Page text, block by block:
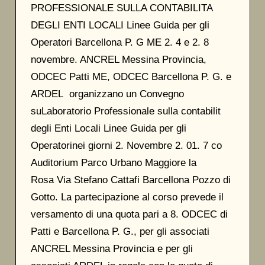
PROFESSIONALE SULLA CONTABILITA
DEGLI ENTI LOCALI Linee Guida per gli
Operatori Barcellona P. G ME 2. 4 e 2. 8
novembre. ANCREL Messina Provincia,
ODCEC Patti ME, ODCEC Barcellona P. G. e
ARDEL organizzano un Convegno
suLaboratorio Professionale sulla contabilit
degli Enti Locali Linee Guida per gli
Operatorinei giorni 2. Novembre 2. 01. 7 co
Auditorium Parco Urbano Maggiore la
Rosa Via Stefano Cattafi Barcellona Pozzo di
Gotto. La partecipazione al corso prevede il
versamento di una quota pari a 8. ODCEC di
Patti e Barcellona P. G., per gli associati
ANCREL Messina Provincia e per gli